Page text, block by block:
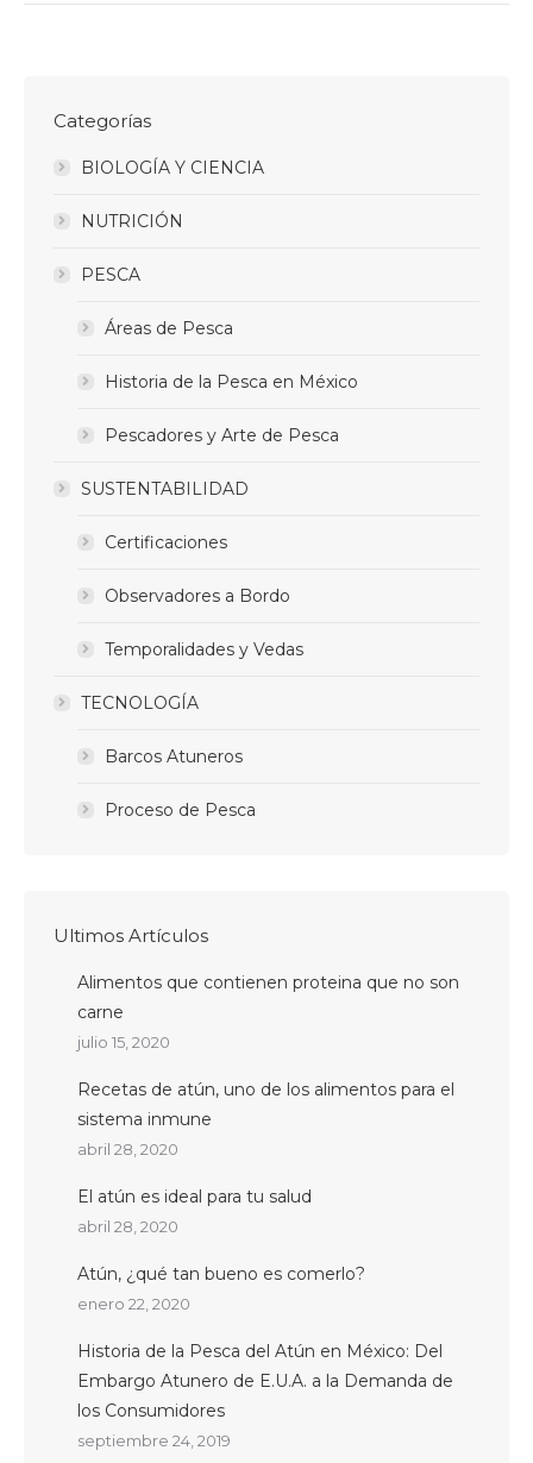
Categorías
BIOLOGÍA Y CIENCIA
NUTRICIÓN
PESCA
Áreas de Pesca
Historia de la Pesca en México
Pescadores y Arte de Pesca
SUSTENTABILIDAD
Certificaciones
Observadores a Bordo
Temporalidades y Vedas
TECNOLOGÍA
Barcos Atuneros
Proceso de Pesca
Ultimos Artículos
Alimentos que contienen proteina que no son
carne
julio 15, 2020
Recetas de atún, uno de los alimentos para el
sistema inmune
abril 28, 2020
El atún es ideal para tu salud
abril 28, 2020
Atún, ¿qué tan bueno es comerlo?
enero 22, 2020
Historia de la Pesca del Atún en México: Del
Embargo Atunero de E.U.A. a la Demanda de
los Consumidores
septiembre 24, 2019